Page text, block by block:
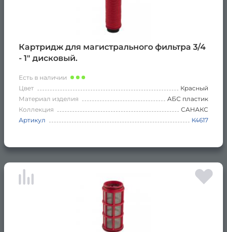
Картридж для магистрального фильтра 3/4
- 1" дисковый.
Есть в наличии
Цвет
Красный
Материал изделия
АБС пластик
Коллекция
САНАКС
Артикул
К4617